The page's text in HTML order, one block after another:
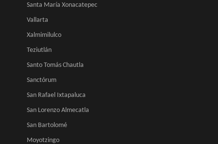
Santa María Xonacatepec
Vallarta
Xalmimilulco
Teziutlán
Santo Tomás Chautla
Sanctórum
San Rafael Ixtapaluca
San Lorenzo Almecatla
San Bartolomé
Moyotzingo